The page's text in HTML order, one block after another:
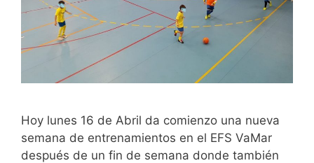
Hoy lunes 16 de Abril da comienzo una nueva
semana de entrenamientos en el EFS VaMar
después de un fin de semana donde también